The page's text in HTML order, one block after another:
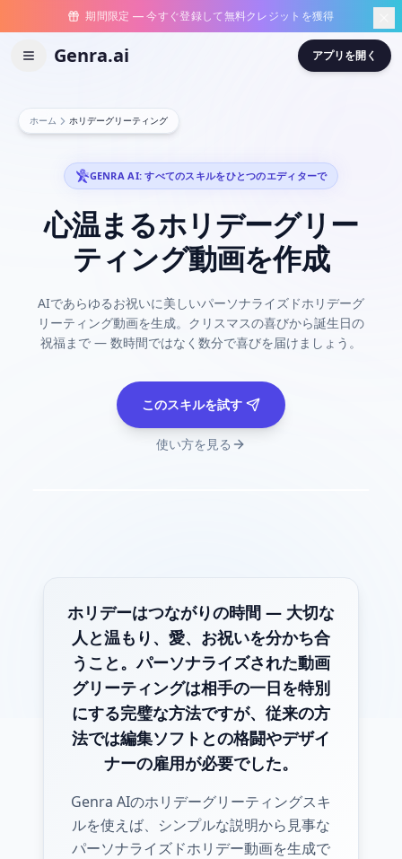
期間限定 — 今すぐ登録して無料クレジットを獲得
Genra.ai アプリを開く
ホーム ホリデーグリーティング
GENRA AI: すべてのスキルをひとつのエディターで
心温まるホリデーグリー
ティング動画を作成
AIであらゆるお祝いに美しいパーソナライズドホリデーグ
リーティング動画を生成。クリスマスの喜びから誕生日の
祝福まで — 数時間ではなく数分で喜びを届けましょう。
このスキルを試す
使い方を見る
ホリデーはつながりの時間 — 大切な
人と温もり、愛、お祝いを分かち合
うこと。パーソナライズされた動画
グリーティングは相手の一日を特別
にする完璧な方法ですが、従来の方
法では編集ソフトとの格闘やデザイ
ナーの雇用が必要でした。
Genra AIのホリデーグリーティングスキ
ルを使えば、シンプルな説明から見事な
パーソナライズドホリデー動画を生成で